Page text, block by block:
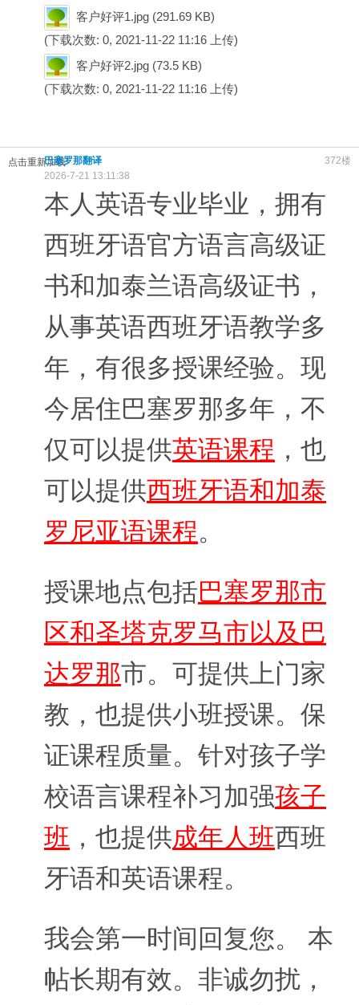
客户好评1.jpg (291.69 KB)
(下载次数: 0, 2021-11-22 11:16 上传)
客户好评2.jpg (73.5 KB)
(下载次数: 0, 2021-11-22 11:16 上传)
点击重新加载 372楼
巴塞罗那翻译
2026-7-21 13:11:38
本人英语专业毕业，拥有
西班牙语官方语言高级证
书和加泰兰语高级证书，
从事英语西班牙语教学多
年，有很多授课经验。现
今居住巴塞罗那多年，不
仅可以提供英语课程 ，也
可以提供西班牙语和加泰
罗尼亚语课程。
授课地点包括巴塞罗那市
区和圣塔克罗马市以及巴
达罗那市。可提供上门家
教，也提供小班授课。保
证课程质量。针对孩子学
校语言课程补习加强孩子
班 ，也提供成年人班西班
牙语和英语课程。
我会第一时间回复您。 本
帖长期有效。非诚勿扰，